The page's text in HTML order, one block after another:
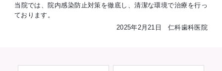
当院では、院内感染防止対策を徹底し、清潔な環境で治療を行っ
ております。
2025年2月21日 仁科歯科医院